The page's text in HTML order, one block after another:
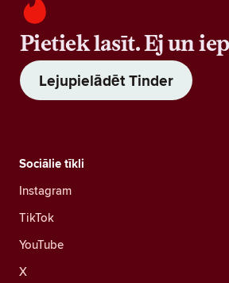
Pietiek lasīt. Ej un
Lejupielādēt Tinder
Sociālie tīkli
Instagram
TikTok
YouTube
X